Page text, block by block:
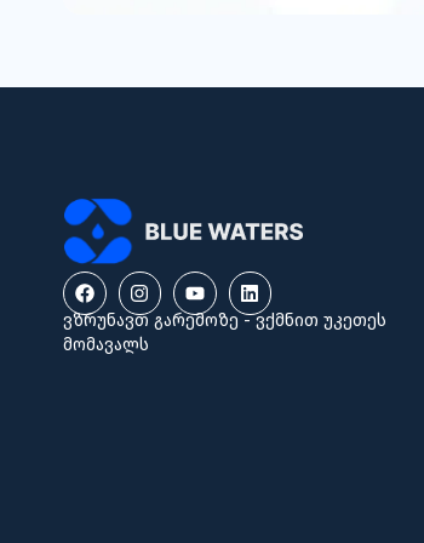
ვზრუნავთ გარემოზე - ვქმნით უკეთეს
მომავალს